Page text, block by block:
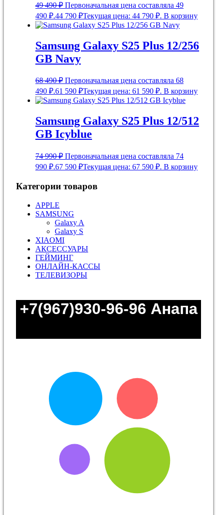
49 490₽ Первоначальная цена составляла 49
490 ₽.44 790 ₽Текущая цена: 44 790 ₽. В корзину
Samsung Galaxy S25 Plus 12/256
GB Navy
68 490₽ Первоначальная цена составляла 68
490 ₽.61 590 ₽Текущая цена: 61 590 ₽. В корзину
Samsung Galaxy S25 Plus 12/512
GB Icyblue
74 990₽ Первоначальная цена составляла 74
990 ₽.67 590 ₽Текущая цена: 67 590 ₽. В корзину
Категории товаров
APPLE
SAMSUNG
Galaxy A
Galaxy S
XIAOMI
АКСЕССУАРЫ
ГЕЙМИНГ
ОНЛАЙН-КАССЫ
ТЕЛЕВИЗОРЫ
+7(967)930-96-96 Анапа